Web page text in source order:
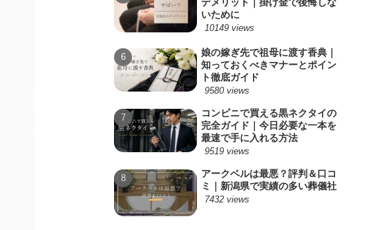
いために
10149 views
娘の嫁ぎ先で祖母に渡す香典｜
知っておくべきマナーとポイン
ト徹底ガイド
9580 views
コンビニで買える黒ネクタイの
完全ガイド｜今日必要な一本を
最速で手に入れる方法
9519 views
アークベルは最悪？評判＆口コ
ミ｜新潟県で実績の多い葬儀社
7432 views